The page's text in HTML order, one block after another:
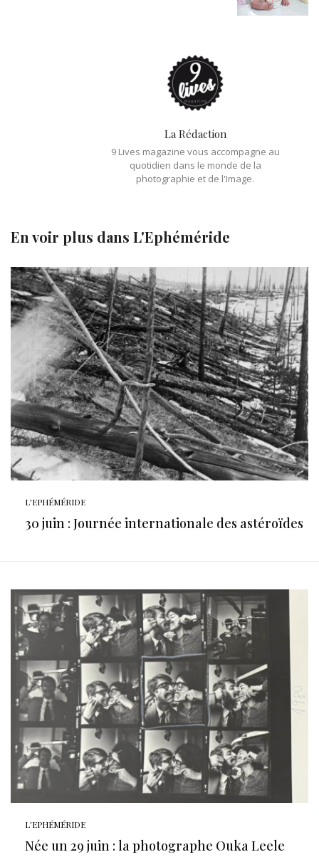
La Rédaction
9 Lives magazine vous accompagne au
quotidien dans le monde de la
photographie et de l'Image.
En voir plus dans L'Ephéméride
L'EPHÉMÉRIDE
30 juin : Journée internationale des astéroïdes
L'EPHÉMÉRIDE
Née un 29 juin : la photographe Ouka Leele